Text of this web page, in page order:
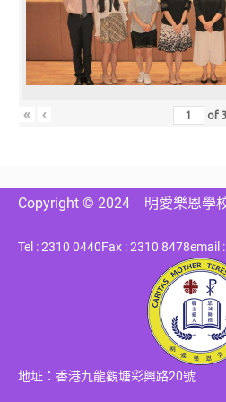
« ‹ of3
Copyright © 2024 明愛樂恩學
Tel : 2310 0440Fax : 2310 8478email
地址：香港九龍觀塘彩興路20號